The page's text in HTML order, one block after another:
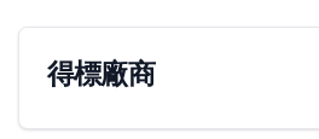
得標廠商